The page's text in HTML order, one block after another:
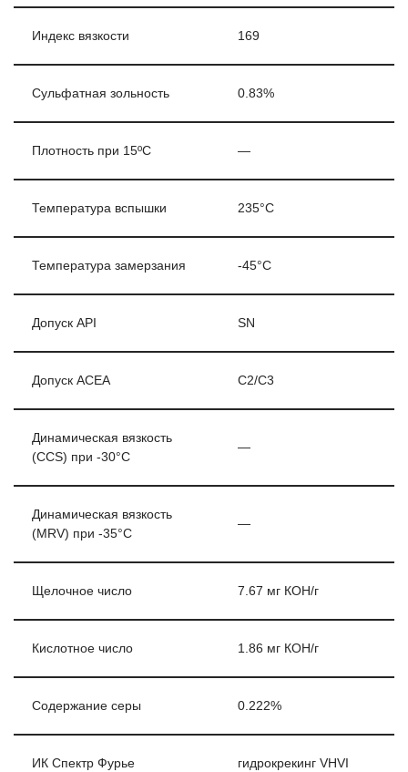
Индекс вязкости 169
Сульфатная зольность 0.83%
Плотность при 15ºC —
Температура вспышки 235°C
Температура замерзания -45°C
Допуск API SN
Допуск ACEA С2/C3
Динамическая вязкость
(CCS) при -30°С
—
Динамическая вязкость
(MRV) при -35°С
—
Щелочное число 7.67 мг КОН/г
Кислотное число 1.86 мг КОН/г
Содержание серы 0.222%
ИК Спектр Фурье гидрокрекинг VHVI